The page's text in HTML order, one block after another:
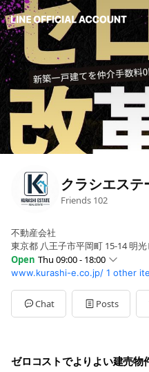
クラシエステ
Friends 102
不動産会社
東京都 八王子市平岡町 15-14 明光
Open Thu 09:00 - 18:00
Sun09:00 - 18:00
Mon09:00 - 18:00
Tue09:00 - 18:00
WedClosed
Sat
09:00 - 18:00
毎週水曜日、祝日定休日
www.kurashi-e.co.jp/ 1 other
Chat Posts
ゼロコストでよりよい建売物